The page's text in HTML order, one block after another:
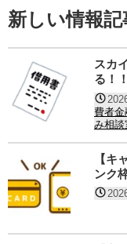
新しい情報記
スカ
る！
費者金
み相談
【キ
ンク